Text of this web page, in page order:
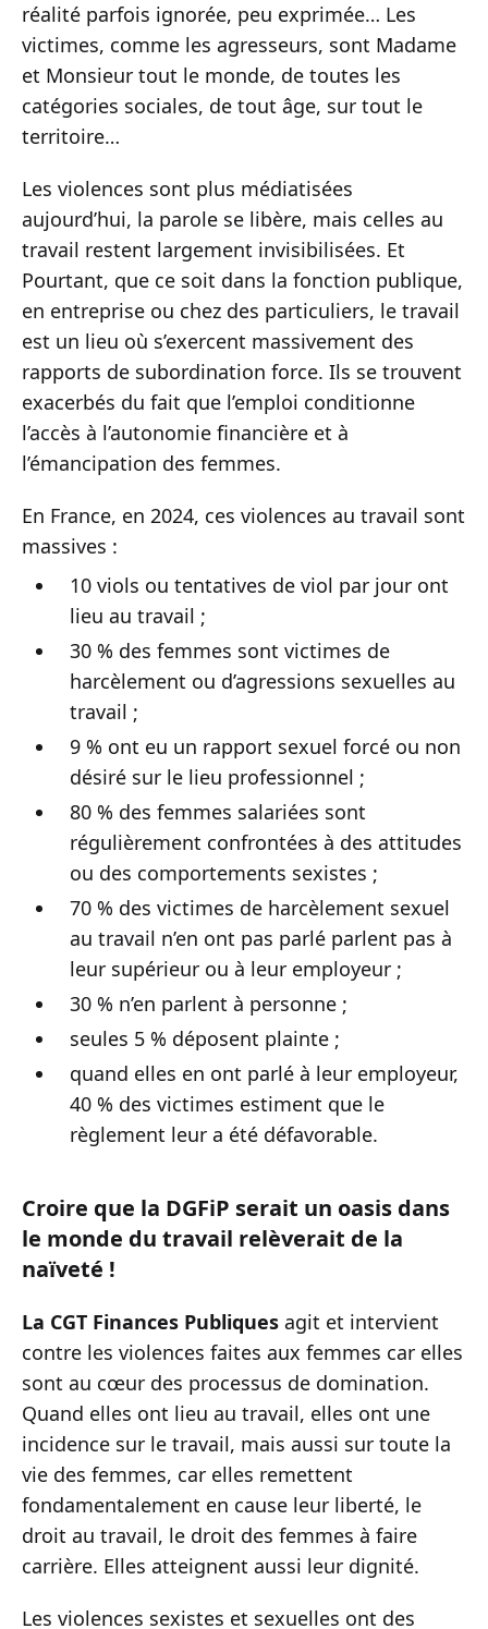
réalité parfois ignorée, peu exprimée… Les
victimes, comme les agresseurs, sont Madame
et Monsieur tout le monde, de toutes les
catégories sociales, de tout âge, sur tout le
territoire…
Les violences sont plus médiatisées
aujourd’hui, la parole se libère, mais celles au
travail restent largement invisibilisées. Et
Pourtant, que ce soit dans la fonction publique,
en entreprise ou chez des particuliers, le travail
est un lieu où s’exercent massivement des
rapports de subordination force. Ils se trouvent
exacerbés du fait que l’emploi conditionne
l’accès à l’autonomie financière et à
l’émancipation des femmes.
En France, en 2024, ces violences au travail sont
massives :
10 viols ou tentatives de viol par jour ont
lieu au travail ;
30 % des femmes sont victimes de
harcèlement ou d’agressions sexuelles au
travail ;
9 % ont eu un rapport sexuel forcé ou non
désiré sur le lieu professionnel ;
80 % des femmes salariées sont
régulièrement confrontées à des attitudes
ou des comportements sexistes ;
70 % des victimes de harcèlement sexuel
au travail n’en ont pas parlé parlent pas à
leur supérieur ou à leur employeur ;
30 % n’en parlent à personne ;
seules 5 % déposent plainte ;
quand elles en ont parlé à leur employeur,
40 % des victimes estiment que le
règlement leur a été défavorable.
Croire que la DGFiP serait un oasis dans
le monde du travail relèverait de la
naïveté !
La CGT Finances Publiques agit et intervient
contre les violences faites aux femmes car elles
sont au cœur des processus de domination.
Quand elles ont lieu au travail, elles ont une
incidence sur le travail, mais aussi sur toute la
vie des femmes, car elles remettent
fondamentalement en cause leur liberté, le
droit au travail, le droit des femmes à faire
carrière. Elles atteignent aussi leur dignité.
Les violences sexistes et sexuelles ont des